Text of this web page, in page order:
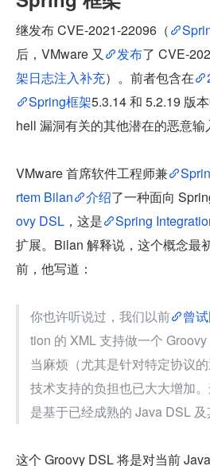
继发布 CVE-2021-22096（
后，VMware 又
发布了 CVE-
架日志注入补充）。前者包含在
Spring框架5.3.14 和 5.2.19 版
hell 漏洞有关的其他潜在的恶意输
VMware 首席软件工程师兼
rtem Bilan
介绍了一种面向
ovy DSL ，这是 Spring
扩展。Bilan 解释说，这个概念最
前，他写道：
你也许听说过，我们以前 曾
tion 的 XML 支持做一个
当麻烦（尤其是针对特定协议
技术支持的负担也已大大增加
是基于已经成熟的 Java DSL 及
这个 Groovy DSL 将是对当前